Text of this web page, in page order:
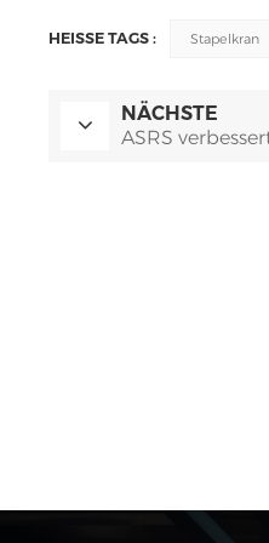
HEISSE TAGS : Stapelkran
NÄCHSTE
ASRS